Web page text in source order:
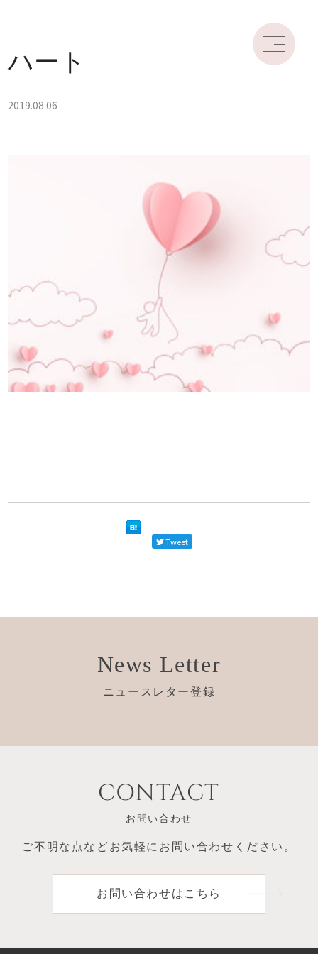
ハート
2019.08.06
Tweet
News Letter
ニュースレター登録
CONTACT
お問い合わせ
ご不明な点などお気軽にお問い合わせください。
お問い合わせはこちら